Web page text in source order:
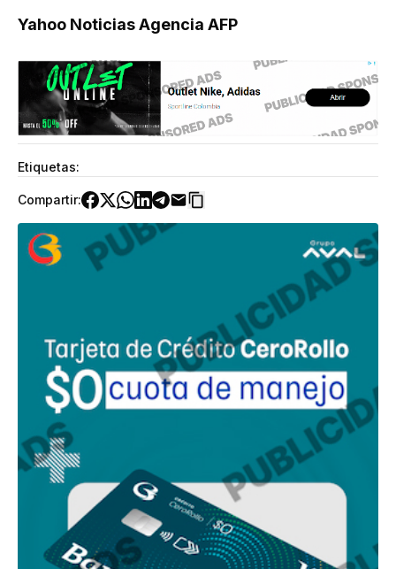
Yahoo Noticias Agencia AFP
Etiquetas:
Compartir: